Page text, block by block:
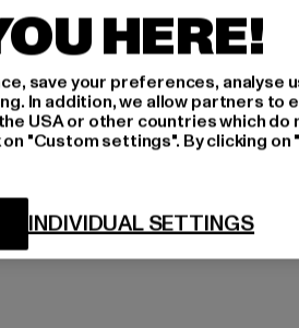
Schanzenstraße 41 |
GRÖSSE
LIEFERUNG &
HERE!
save your preferences, analyse
In addition, we allow partners to
USA or other countries which do
"Custom settings". By clicking
INDIVIDUAL SETTINGS